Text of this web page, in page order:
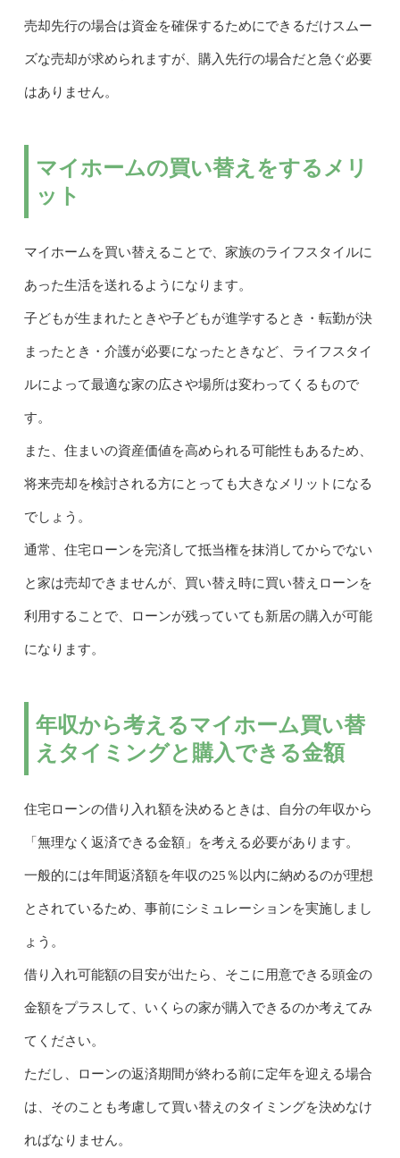
売却先行の場合は資金を確保するためにできるだけスムー
ズな売却が求められますが、購入先行の場合だと急ぐ必要
はありません。
マイホームの買い替えをするメリ
ット
マイホームを買い替えることで、家族のライフスタイルに
あった生活を送れるようになります。
子どもが生まれたときや子どもが進学するとき・転勤が決
まったとき・介護が必要になったときなど、ライフスタイ
ルによって最適な家の広さや場所は変わってくるもので
す。
また、住まいの資産価値を高められる可能性もあるため、
将来売却を検討される方にとっても大きなメリットになる
でしょう。
通常、住宅ローンを完済して抵当権を抹消してからでない
と家は売却できませんが、買い替え時に買い替えローンを
利用することで、ローンが残っていても新居の購入が可能
になります。
年収から考えるマイホーム買い替
えタイミングと購入できる金額
住宅ローンの借り入れ額を決めるときは、自分の年収から
「無理なく返済できる金額」を考える必要があります。
一般的には年間返済額を年収の25％以内に納めるのが理想
とされているため、事前にシミュレーションを実施しまし
ょう。
借り入れ可能額の目安が出たら、そこに用意できる頭金の
金額をプラスして、いくらの家が購入できるのか考えてみ
てください。
ただし、ローンの返済期間が終わる前に定年を迎える場合
は、そのことも考慮して買い替えのタイミングを決めなけ
ればなりません。